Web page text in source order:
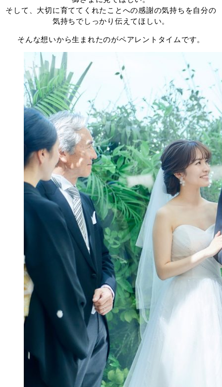
そして、大切に育ててくれたことへの感謝の気持ちを自分の
気持ちでしっかり伝えてほしい。
そんな想いから生まれたのがペアレントタイムです。